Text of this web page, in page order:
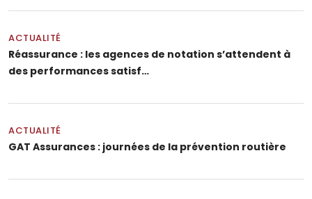
ACTUALITÉ
Réassurance : les agences de notation s’attendent à
des performances satisf…
ACTUALITÉ
GAT Assurances : journées de la prévention routière